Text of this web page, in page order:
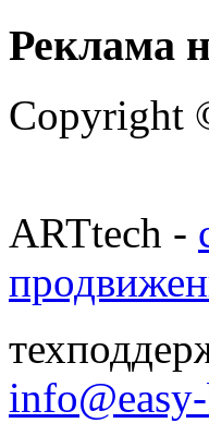
Реклама
Copyright
ARTtech -